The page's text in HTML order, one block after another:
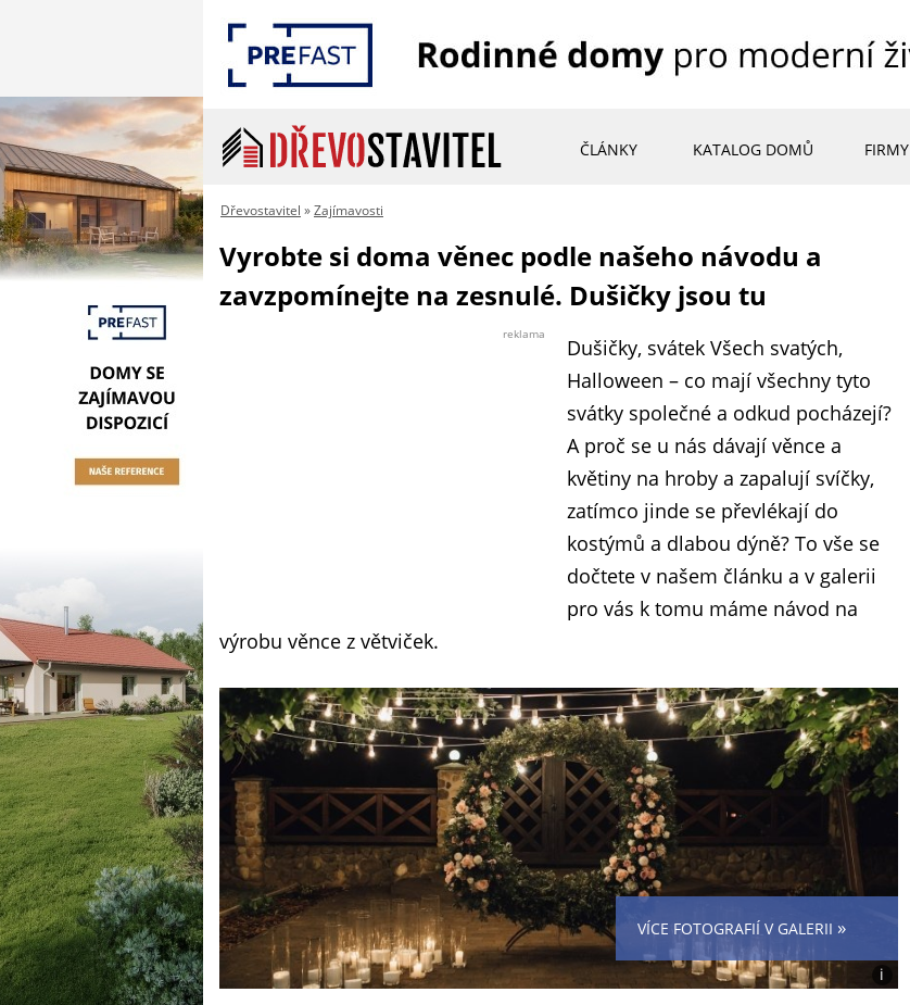
ČLÁNKY KATALOG DOMŮ FIRMY
Dřevostavitel »Zajímavosti
Vyrobte si doma věnec podle našeho návodu a
zavzpomínejte na zesnulé. Dušičky jsou tu
reklama
Dušičky, svátek Všech svatých,
Halloween – co mají všechny tyto
svátky společné a odkud pocházejí?
A proč se u nás dávají věnce a
květiny na hroby a zapalují svíčky,
zatímco jinde se převlékají do
kostýmů a dlabou dýně? To vše se
dočtete v našem článku a v galerii
pro vás k tomu máme návod na
výrobu věnce z větviček.
VÍCE FOTOGRAFIÍ V GALERII »
i
Foto: